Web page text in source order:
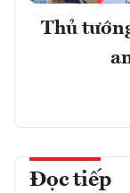
Thủ
Đọc tiếp